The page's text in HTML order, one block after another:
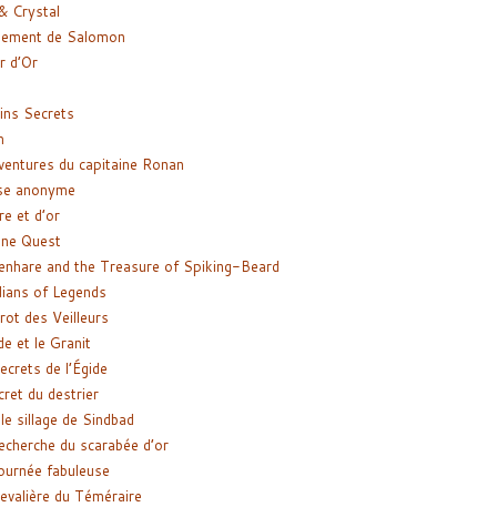
Crystal
de Salomon
d’Or
Secrets
du capitaine Ronan
anonyme
et d’or
Quest
and the Treasure of Spiking-Beard
of Legends
des Veilleurs
et le Granit
de l’Égide
du destrier
sillage de Sindbad
du scarabée d’or
fabuleuse
du Téméraire